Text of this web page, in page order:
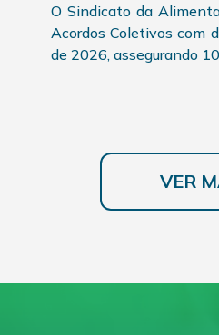
O Sindicato da
Acordos Coletivos com
de 2026, assegurando
VER